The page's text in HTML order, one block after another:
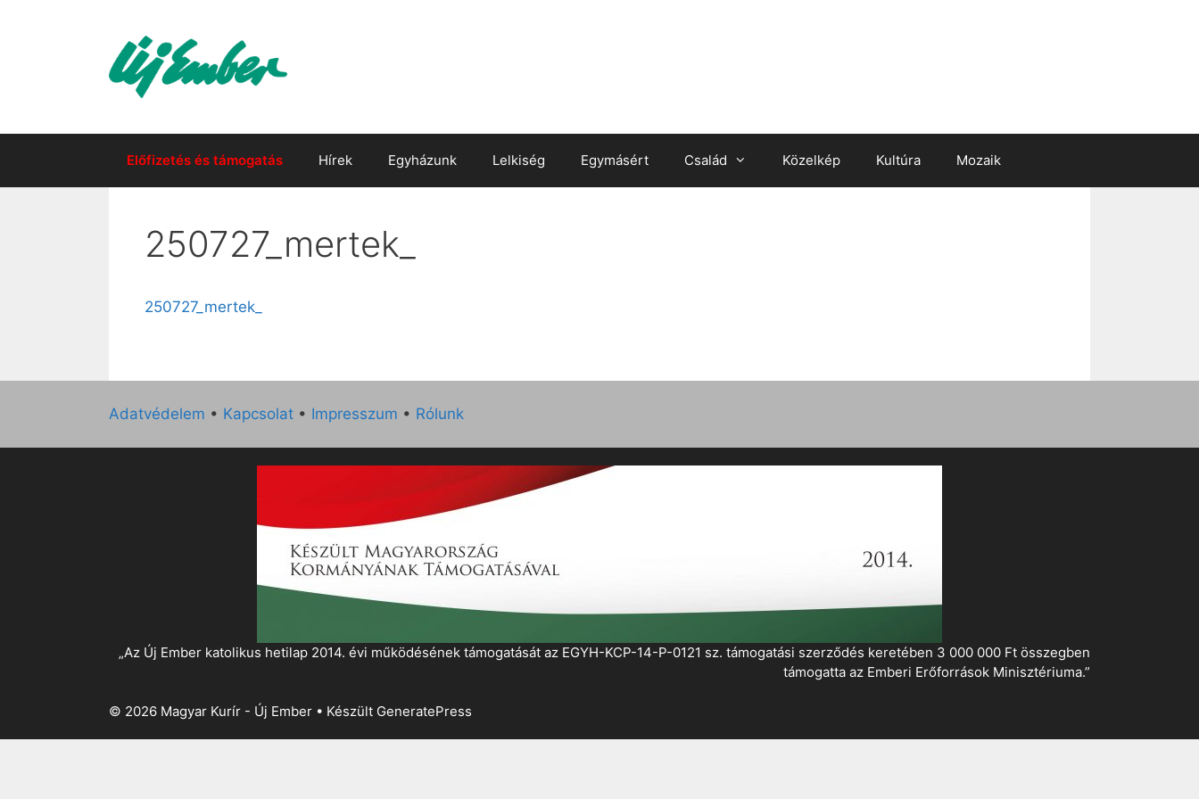
Előfizetés és támogatás Hírek Egyházunk Lelkiség Egymásért Család Közelkép Kultúra Mozaik
250727_mertek_
250727_mertek_
Adatvédelem • Kapcsolat • Impresszum • Rólunk
„Az Új Ember katolikus hetilap 2014. évi működésének támogatását az EGYH-KCP-14-P-0121 sz. támogatási szerződés keretében 3 000 000 Ft összegben
támogatta az Emberi Erőforrások Minisztériuma.”
© 2026 Magyar Kurír - Új Ember • Készült GeneratePress